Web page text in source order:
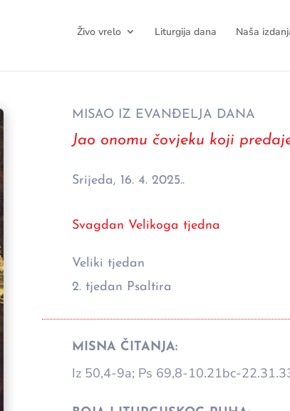
Živo vrelo Liturgija dana Naša
MISAO IZ EVANĐELJA DANA
Jao onomu čovjeku koji
Srijeda, 16. 4. 2025..
Svagdan Velikoga tjedna
Veliki tjedan
2. tjedan Psaltira
MISNA ČITANJA:
Iz 50,4-9a; Ps 69,8-10.21bc-